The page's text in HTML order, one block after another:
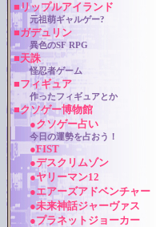
■リップルアイランド
元祖萌ギャルゲー?
■ガデュリン
異色のSF RPG
■天誅
怪忍者ゲーム
■フィギュア
作ったフィギュアとか
■クソゲー博物館
●クソゲー占い
今日の運勢を占おう！
●FIST
●デスクリムゾン
●ヤリーマン12
●エアーズアドベンチャー
●未来神話ジャーヴァス
●プラネットジョーカー